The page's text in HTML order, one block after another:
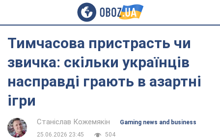
Тимчасова пристрасть чи
звичка: скільки українців
насправді грають в азартні
ігри
Станіслав Кожемякін
Gaming news and business
25.06.2026 23:45
504